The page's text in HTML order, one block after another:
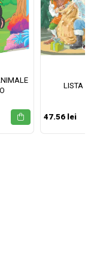
LISTA
47.56 lei